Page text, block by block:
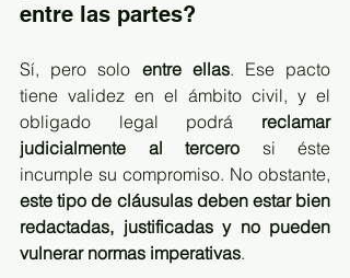
entre las partes?
Sí, pero solo entre ellas. Ese pacto
tiene validez en el ámbito civil, y el
obligado legal podrá reclamar
judicialmente al tercero si éste
este tipo de cláusulas deben estar bien
redactadas, justificadas y no pueden
vulnerar normas imperativas.